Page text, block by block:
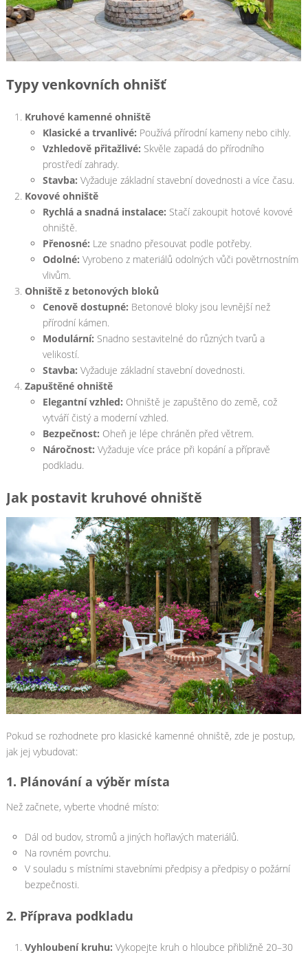
Typy venkovních ohnišť
Kruhové kamenné ohniště
Klasické a trvanlivé: Používá přírodní kameny nebo cihly.
Vzhledově přitažlivé: Skvěle zapadá do přírodního
prostředí zahrady.
Stavba: Vyžaduje základní stavební dovednosti a více času.
Kovové ohniště
Rychlá a snadná instalace: Stačí zakoupit hotové kovové
ohniště.
Přenosné: Lze snadno přesouvat podle potřeby.
Odolné: Vyrobeno z materiálů odolných vůči povětrnostním
vlivům.
Ohniště z betonových bloků
Cenově dostupné: Betonové bloky jsou levnější než
přírodní kámen.
Modulární: Snadno sestavitelné do různých tvarů a
velikostí.
Stavba: Vyžaduje základní stavební dovednosti.
Zapuštěné ohniště
Elegantní vzhled: Ohniště je zapuštěno do země, což
vytváří čistý a moderní vzhled.
Bezpečnost: Oheň je lépe chráněn před větrem.
Náročnost: Vyžaduje více práce při kopání a přípravě
podkladu.
Jak postavit kruhové ohniště
Pokud se rozhodnete pro klasické kamenné ohniště, zde je postup,
jak jej vybudovat:
1. Plánování a výběr místa
Než začnete, vyberte vhodné místo:
Dál od budov, stromů a jiných hořlavých materiálů.
Na rovném povrchu.
V souladu s místními stavebními předpisy a předpisy o požární
bezpečnosti.
2. Příprava podkladu
Vyhloubení kruhu: Vykopejte kruh o hloubce přibližně 20–30